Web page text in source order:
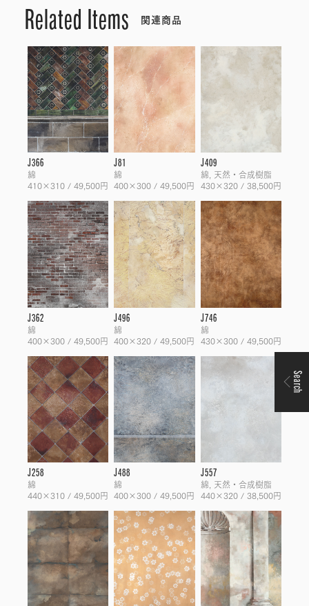
Related Items 関連商品
J366
綿
410×310 / 49,500円
J81
綿
400×300 / 49,500円
J409
綿, 天然・合成樹脂
430×320 / 38,500円
J362
綿
400×300 / 49,500円
J496
綿
400×320 / 49,500円
J746
綿
430×300 / 49,500円
J258
綿
440×310 / 49,500円
J488
綿
400×300 / 49,500円
J557
綿, 天然・合成樹脂
440×320 / 38,500円
Search